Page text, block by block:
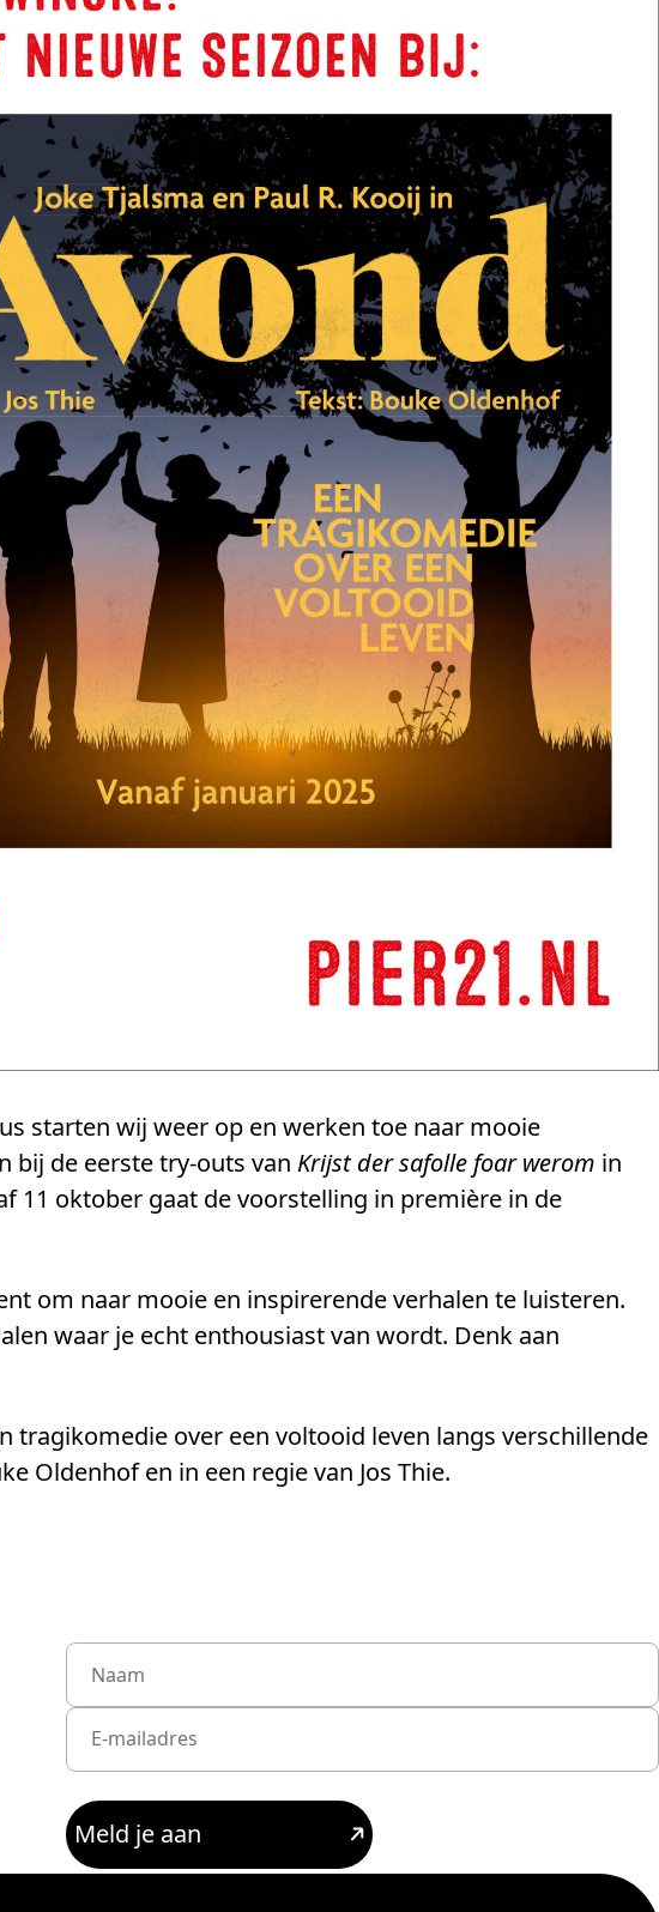
starten wij weer op en werken toe naar mooie
bij de eerste try-outs van Krijst der safolle foar werom in
11 oktober gaat de voorstelling in première in de
om naar mooie en inspirerende verhalen te luisteren.
waar je echt enthousiast van wordt. Denk aan
tragikomedie over een voltooid leven langs verschillende
Oldenhof en in een regie van Jos Thie.
Meld je aan